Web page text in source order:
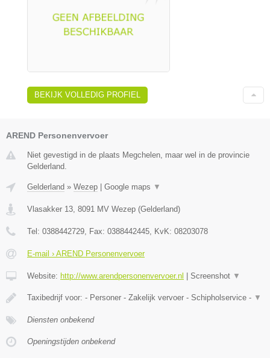
BEKIJK VOLLEDIG PROFIEL
AREND Personenvervoer
Niet gevestigd in de plaats Megchelen, maar wel in de provincie
Gelderland.
Gelderland » Wezep | Google maps ▼
Vlasakker 13 8091 MV Wezep (Gelderland)
Tel: 0388442729 , Fax: 0388442445 , KvK: 08203078
E-mail › AREND Personenvervoer
Website: http://www.arendpersonenvervoer.nl | Screenshot ▼
Taxibedrijf voor: - Personer - Zakelijk vervoer - Schipholservice - ▼
Diensten onbekend
Openingstijden onbekend